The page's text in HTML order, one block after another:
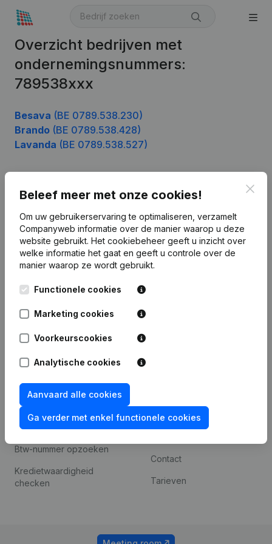
Overzicht bedrijven met
ondernemingsnummers:
789538xxx
Besava (BE 0789.538.230)
Brando (BE 0789.538.428)
Lavanda (BE 0789.538.527)
Beleef meer met onze cookies!
Om uw gebruikerservaring te optimaliseren, verzamelt
Companyweb informatie over de manier waarop u deze
website gebruikt. Het cookiebeheer geeft u inzicht over
welke informatie het gaat en geeft u controle over de
manier waarop ze wordt gebruikt.
Functionele cookies
Marketing cookies
Voorkeurscookies
Analytische cookies
Aanvaard alle cookies
Ga verder met enkel functionele cookies
Nederlands
Leuvensesteenweg
1800 Vilvoorde
Product
Bedrijfsinformatie
Monitoring
Internationaal zoeken
Compliance &
fraudepreventie
Jaarrekening raadplegen
Btw-nummer opzoeken
Kredietwaardigheid
checken
Integraties op maat
Contact
Tarieven